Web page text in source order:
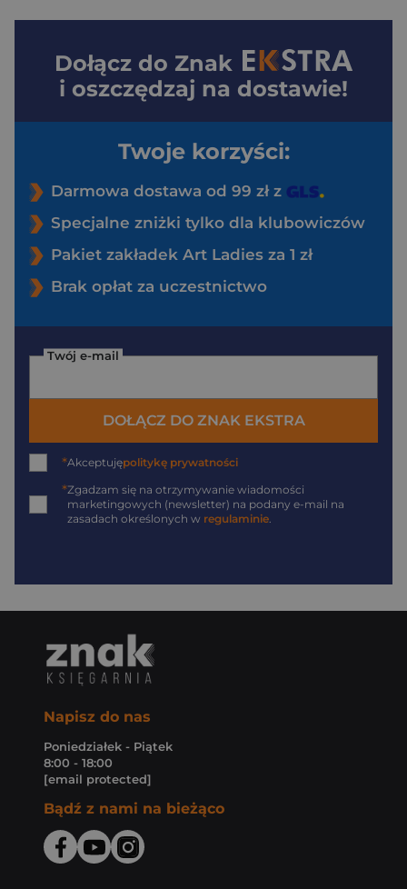
Dołącz do Znak
i oszczędzaj na dostawie!
Twoje korzyści:
Darmowa dostawa od 99 zł z
Specjalne zniżki tylko dla klubowiczów
Pakiet zakładek Art Ladies za 1 zł
Brak opłat za uczestnictwo
Twój e-mail
DOŁĄCZ DO ZNAK EKSTRA
*Akceptujępolitykę prywatności
*Zgadzam się na otrzymywanie wiadomości
marketingowych (newsletter) na podany e-mail na
zasadach określonych w regulaminie.
Napisz do nas
Poniedziałek - Piątek
8:00 - 18:00
[email protected]
Bądź z nami na bieżąco